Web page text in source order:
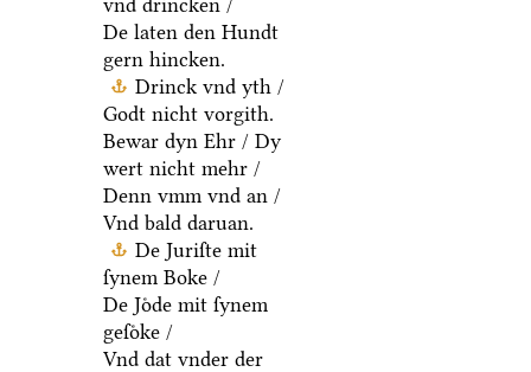
De laten den Hundt
gern hincken.
Drinck vnd yth /
Godt nicht vorgith.
Bewar dyn Ehr / Dy
wert nicht mehr /
Denn vmm vnd an /
Vnd bald daruan.
De Juriſte mit
ſynem Boke /
De Joͤde mit ſynem
geſoͤke /
Vnd dat vnder der